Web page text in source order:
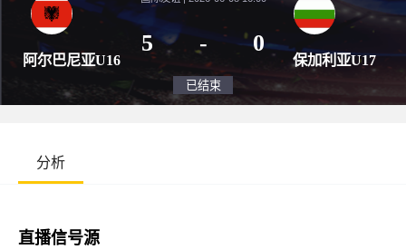
阿尔巴尼亚U16
国际友谊 | 2026-06-08 16:00
5
保加
分析
直播信号源